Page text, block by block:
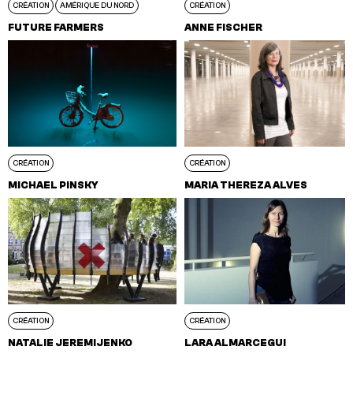
CRÉATION AMÉRIQUE DU NORD
FUTURE FARMERS
CRÉATION
ANNE FISCHER
CRÉATION
MICHAEL PINSKY
CRÉATION
MARIA THEREZA ALVES
CRÉATION
NATALIE JEREMIJENKO
CRÉATION
LARA ALMARCEGUI